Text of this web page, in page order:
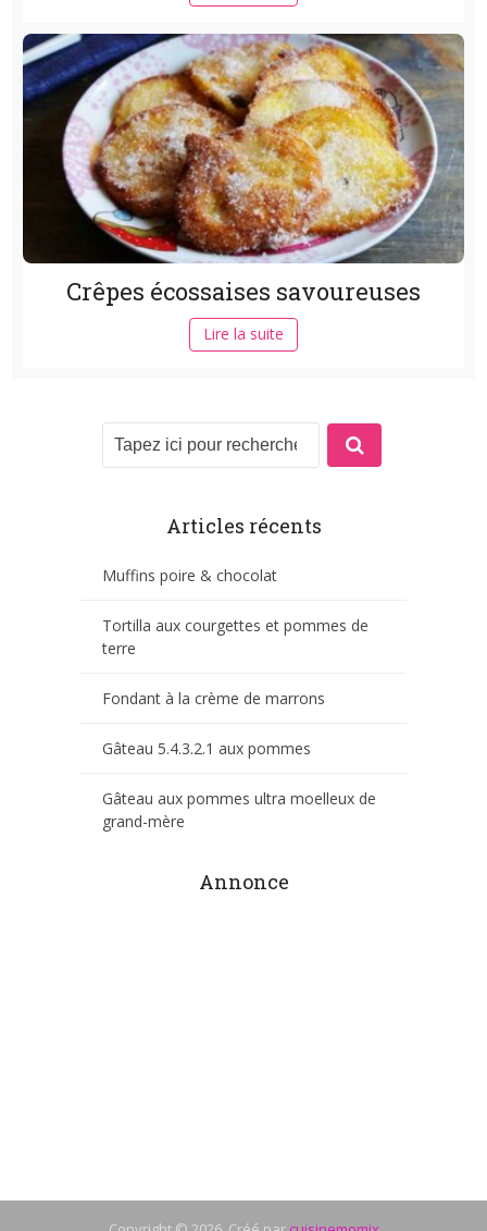
Crêpes écossaises savoureuses
Lire la suite
Articles récents
Muffins poire & chocolat
Tortilla aux courgettes et pommes de
terre
Fondant à la crème de marrons
Gâteau 5.4.3.2.1 aux pommes
Gâteau aux pommes ultra moelleux de
grand-mère
Annonce